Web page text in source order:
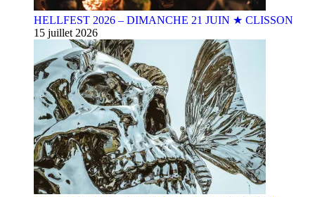
HELLFEST 2026 – DIMANCHE 21 JUIN ★ CLISSON
15 juillet 2026